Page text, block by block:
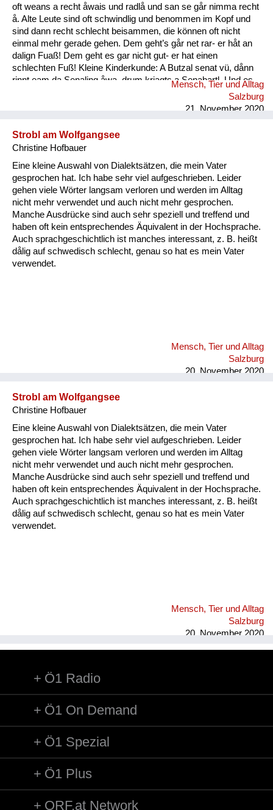
oft weans a recht åwais und radlå und san se går nimma recht
å. Alte Leute sind oft schwindlig und benommen im Kopf und
sind dann recht schlecht beisammen, die können oft nicht
einmal mehr gerade gehen. Dem geht’s går net rar- er håt an
dalign Fuaß! Dem geht es gar nicht gut- er hat einen
schlechten Fuß! Kleine Kinderkunde: A Butzal senat vü, dånn
rinnt eam da Senaling åwa, drum kriagts a Senabartl. Und es
is a oft råmig um an Mund. Ein Baby speichelt viel, dann rinnt
Mensch, Tier und Alltag
Salzburg
21. November 2020
Strobl am Wolfgangsee
Christine Hofbauer
Eine kleine Auswahl von Dialektsätzen, die mein Vater
gesprochen hat. Ich habe sehr viel aufgeschrieben. Leider
gehen viele Wörter langsam verloren und werden im Alltag
nicht mehr verwendet und auch nicht mehr gesprochen.
Manche Ausdrücke sind auch sehr speziell und treffend und
haben oft kein entsprechendes Äquivalent in der Hochsprache.
Auch sprachgeschichtlich ist manches interessant, z. B. heißt
dålig auf schwedisch schlecht, genau so hat es mein Vater
verwendet.
Mensch, Tier und Alltag
Salzburg
20. November 2020
Strobl am Wolfgangsee
Christine Hofbauer
Eine kleine Auswahl von Dialektsätzen, die mein Vater
gesprochen hat. Ich habe sehr viel aufgeschrieben. Leider
gehen viele Wörter langsam verloren und werden im Alltag
nicht mehr verwendet und auch nicht mehr gesprochen.
Manche Ausdrücke sind auch sehr speziell und treffend und
haben oft kein entsprechendes Äquivalent in der Hochsprache.
Auch sprachgeschichtlich ist manches interessant, z. B. heißt
dålig auf schwedisch schlecht, genau so hat es mein Vater
verwendet.
Mensch, Tier und Alltag
Salzburg
20. November 2020
Ö1 Radio
Ö1 On Demand
Ö1 Spezial
Ö1 Plus
ORF.at Network